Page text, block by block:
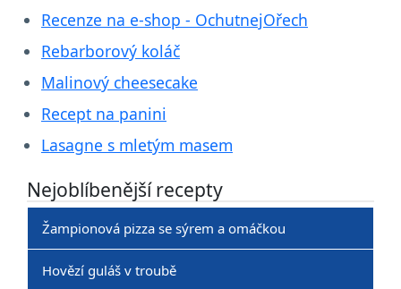
Recenze na e-shop - OchutnejOřech
Rebarborový koláč
Malinový cheesecake
Recept na panini
Lasagne s mletým masem
Nejoblíbenější recepty
Žampionová pizza se sýrem a omáčkou
Hovězí guláš v troubě